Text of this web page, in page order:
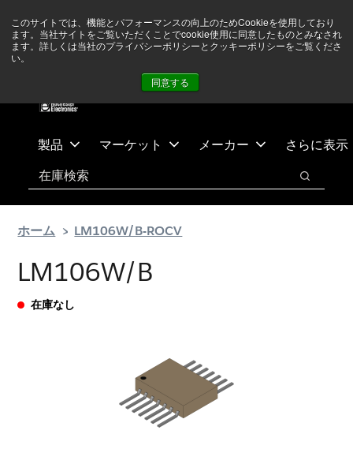
このサイトでは、機能とパフォーマンスの向上のためCookieを使用しており
ます。当社サイトをご覧いただくことでcookie使用に同意したものとみなされ
ます。詳しくは当社のプライバシーポリシーとクッキーポリシーをご覧くださ
い。
同意する
テ
ス
ありません 詳しい情報はこちら➜
製品 マーケット メーカー さらに表示
検索
検索
ホーム LM106W/B-ROCV
LM106W/B
在庫なし